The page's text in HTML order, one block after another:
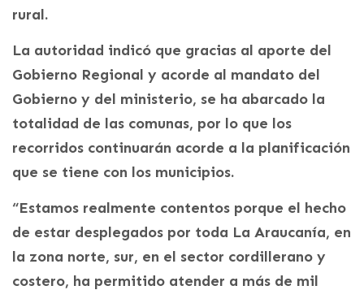
rural.
La autoridad indicó que gracias al aporte del
Gobierno Regional y acorde al mandato del
Gobierno y del ministerio, se ha abarcado la
totalidad de las comunas, por lo que los
recorridos continuarán acorde a la planificación
que se tiene con los municipios.
“Estamos realmente contentos porque el hecho
de estar desplegados por toda La Araucanía, en
la zona norte, sur, en el sector cordillerano y
costero, ha permitido atender a más de mil